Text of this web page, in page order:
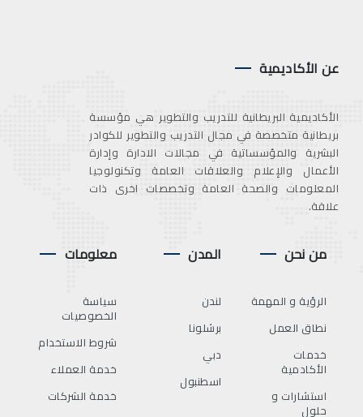
عن الأكاديمية
الأكاديمية البريطانية للتدريب والتطوير هي مؤسسة
بريطانية متخصصة في مجال التدريب والتطوير للكوادر
البشرية والمؤسساتية في مجالات الادارة وإدارة
الأعمال والإعلام والعلاقات العامة وتكنولوجيا
المعلومات والصحة العامة وتخصصات اخرى ذات
علاقة.
من نحن
الرؤية و المهمة
نطاق العمل
خدمات
الأكادمية
استشارات و
حلول
المدن
لندن
برشلونا
دبي
اسطنبول
معلومات
سياسة
الخصوصيات
شروط الاستخدام
خدمة العملاء
خدمة الشركات